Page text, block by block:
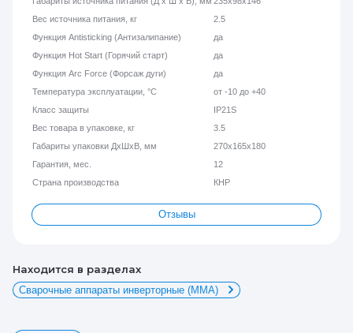
Вес источника питания, кг
2.5
Функция Antisticking (Антизалипание)
да
Функция Hot Start (Горячий старт)
да
Функция Arc Force (Форсаж дуги)
да
Температура эксплуатации, °C
от -10 до +40
Класс защиты
IP21S
Вес товара в упаковке, кг
3.5
Габариты упаковки ДхШхВ, мм
270x165x180
Гарантия, мес.
12
Страна производства
КНР
Отзывы
Находится в разделах
Сварочные аппараты инверторные (ММА)